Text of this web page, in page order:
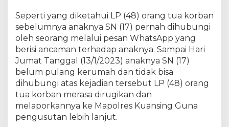
a
w
a
h
U
m
u
r
a
n
Seperti yang diketahui LP (48) orang tua korban
sebelumnya anaknya SN (17) pernah dihubungi
oleh seorang melalui pesan WhatsApp yang
berisi ancaman terhadap anaknya. Sampai Hari
Jumat Tanggal (13/1/2023) anaknya SN (17)
belum pulang kerumah dan tidak bisa
dihubungi atas kejadian tersebut LP (48) orang
tua korban merasa dirugikan dan
melaporkannya ke Mapolres Kuansing Guna
pengusutan lebih lanjut.